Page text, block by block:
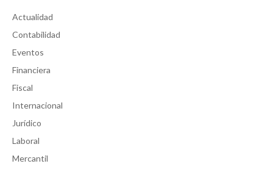
Actualidad
Contabilidad
Eventos
Financiera
Fiscal
Internacional
Jurídico
Laboral
Mercantil